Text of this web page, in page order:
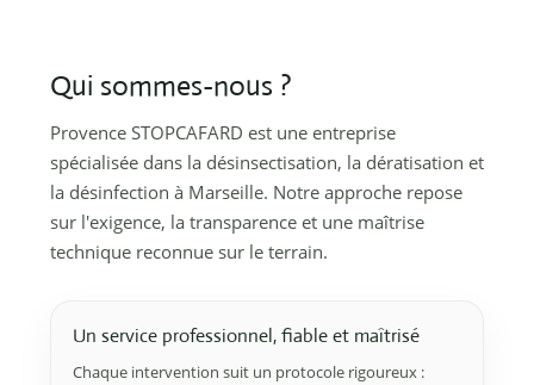
Qui sommes-nous ?
Provence STOPCAFARD est une entreprise
spécialisée dans la désinsectisation, la dératisation et
la désinfection à Marseille. Notre approche repose
sur l'exigence, la transparence et une maîtrise
technique reconnue sur le terrain.
Un service professionnel, fiable et maîtrisé
Chaque intervention suit un protocole rigoureux :